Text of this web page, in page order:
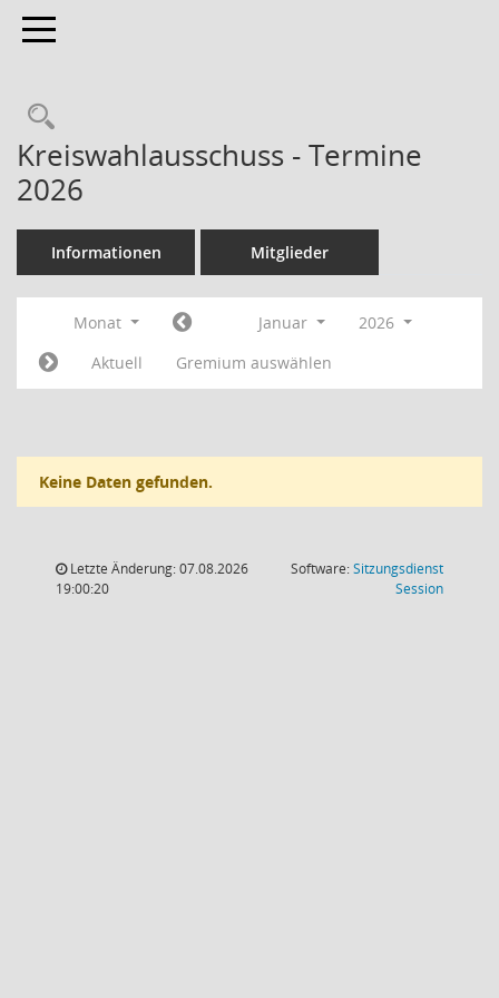
Toggle navigation
Rechercheauswahl
Kreiswahlausschuss - Termine
2026
Informationen Mitglieder
Monat Januar
2026
Aktuell
Gremium auswählen
Keine Daten gefunden.
Letzte Änderung: 07.08.2026
19:00:20
Software:Sitzungsdienst
Session(Wird in